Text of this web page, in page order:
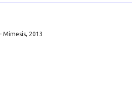
- Mimesis, 2013